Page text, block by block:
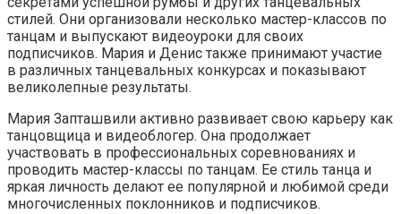
стилей. Они организовали несколько мастер-классов по
танцам и выпускают видеоуроки для своих
подписчиков. Мария и Денис также принимают участие
в различных танцевальных конкурсах и показывают
великолепные результаты.
Мария Запташвили активно развивает свою карьеру как
танцовщица и видеоблогер. Она продолжает
участвовать в профессиональных соревнованиях и
проводить мастер-классы по танцам. Ее стиль танца и
яркая личность делают ее популярной и любимой среди
многочисленных поклонников и подписчиков.